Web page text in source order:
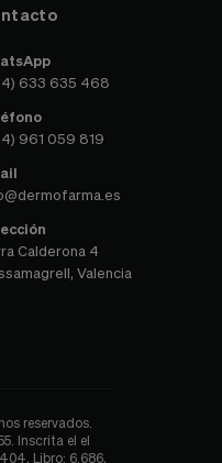
633 635 468
961 059 819
Calderona 4
Valencia
reservados.
Inscrita el el
Libro: 6.686,